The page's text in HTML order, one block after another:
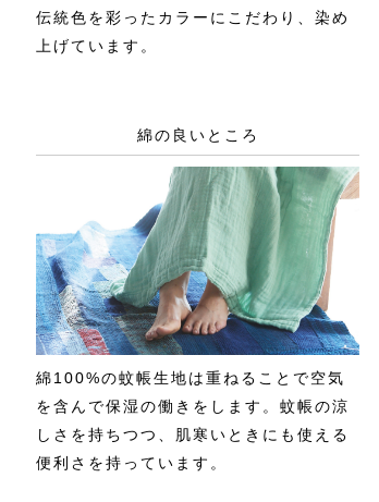
伝統色を彩ったカラーにこだわり、染め
上げています。
綿の良いところ
綿100%の蚊帳生地は重ねることで空気
を含んで保湿の働きをします。蚊帳の涼
しさを持ちつつ、肌寒いときにも使える
便利さを持っています。